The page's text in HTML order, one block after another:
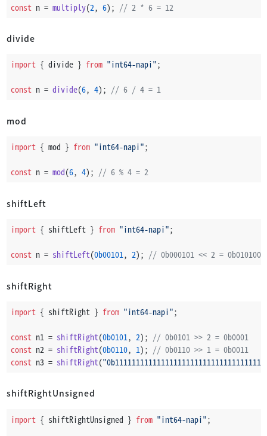
const n = multiply(2, 6); // 2 * 6 = 12
divide
import { divide } from "int64-napi";
const n = divide(6, 4); // 6 / 4 = 1
mod
import { mod } from "int64-napi";
const n = mod(6, 4); // 6 % 4 = 2
shiftLeft
import { shiftLeft } from "int64-napi";
const n = shiftLeft(0b00101, 2); // 0b000101 << 2 = 0b010100
shiftRight
import { shiftRight } from "int64-napi";
const n1 = shiftRight(0b0101 , 2); // 0b0101 >> 2 = 0b0001
const n2 = shiftRight(0b0110, 1); // 0b0110 >> 1 = 0b0011
const n3 = shiftRight(
shiftRightUnsigned
import { shiftRightUnsigned } from "int64-napi";